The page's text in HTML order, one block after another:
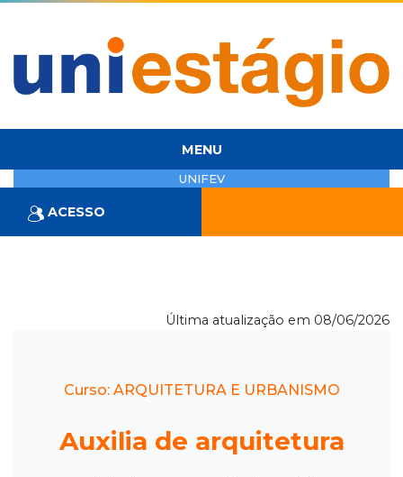
MENU
UNIFEV
ACESSO
Última atualização em 08/06/2026
Curso: ARQUITETURA E URBANISMO
Auxilia de arquitetura